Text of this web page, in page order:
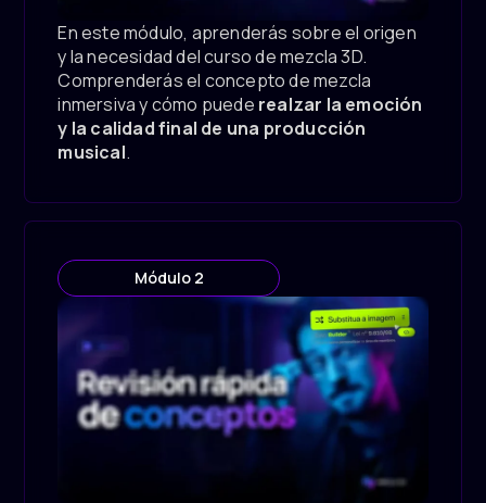
En este módulo, aprenderás sobre el origen
y la necesidad del curso de mezcla 3D.
Comprenderás el concepto de mezcla
inmersiva y cómo puede realzar la emoción
y la calidad final de una producción
musical.
Módulo 2